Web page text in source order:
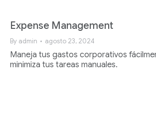
Expense Management
By admin agosto 23, 2024
Maneja tus gastos corporativos
minimiza tus tareas manuales.